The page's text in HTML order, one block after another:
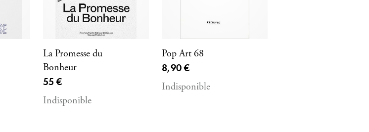
La Promesse du
Bonheur
Prix ​​actuel
55 €
Indisponible
Pop Art 68
Prix ​​actuel
8,90 €
Indisponible